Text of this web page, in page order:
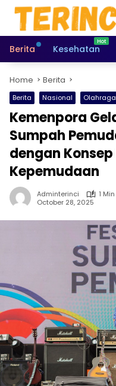
Skip
content
Berita
Kesehatan
Home Berita
Berita Nasional Olahraga
Kemenpora
Sumpah
dengan
Kepemudaan
Adminterinci
1
October 28, 2025